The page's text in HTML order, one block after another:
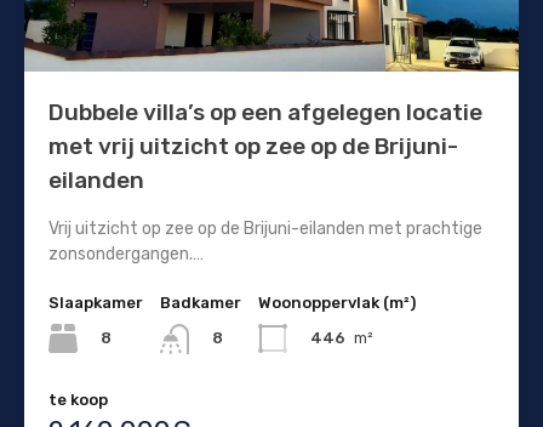
Dubbele villa’s op een afgelegen locatie
met vrij uitzicht op zee op de Brijuni-
eilanden
Vrij uitzicht op zee op de Brijuni-eilanden met prachtige
zonsondergangen.…
Slaapkamer
8
Badkamer
8
Woonoppervlak (m²)
446 m²
te koop